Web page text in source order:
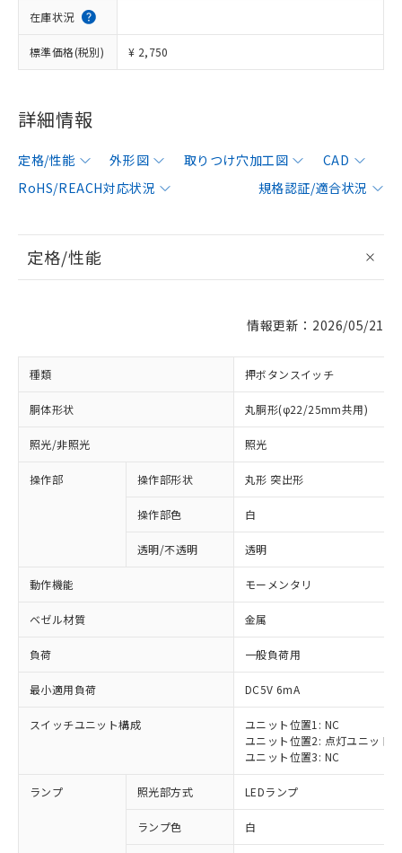
在庫状況
標準価格(税別) ¥ 2,750
詳細情報
定格/性能 外形図 取りつけ穴加工図
CAD
RoHS/REACH対応状況
規格認証/適合状況
定格/性能
情報更新：2026/05/21
種類 押ボタンスイッチ
胴体形状 丸胴形(φ22/25mm共用)
照光/非照光 照光
操作部 操作部形状 丸形 突出形
操作部色 白
透明/不透明 透明
動作機能 モーメンタリ
ベゼル材質 金属
負荷 一般負荷用
最小適用負荷 DC5V 6mA
スイッチユニット構成
ユニット位置1: NC
ユニット位置2: 点灯ユニット
ユニット位置3: NC
ランプ 照光部方式 LEDランプ
ランプ色 白